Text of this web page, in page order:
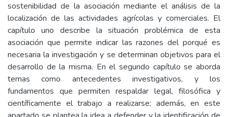
sostenibilidad de la asociación mediante el análisis de la
localización de las actividades agrícolas y comerciales. El
capítulo uno describe la situación problémica de esta
asociación que permite indicar las razones del porqué es
necesaria la investigación y se determinan objetivos para el
desarrollo de la misma. En el segundo capítulo se aborda
temas como antecedentes investigativos, y los
fundamentos que permiten respaldar legal, filosófica y
científicamente el trabajo a realizarse; además, en este